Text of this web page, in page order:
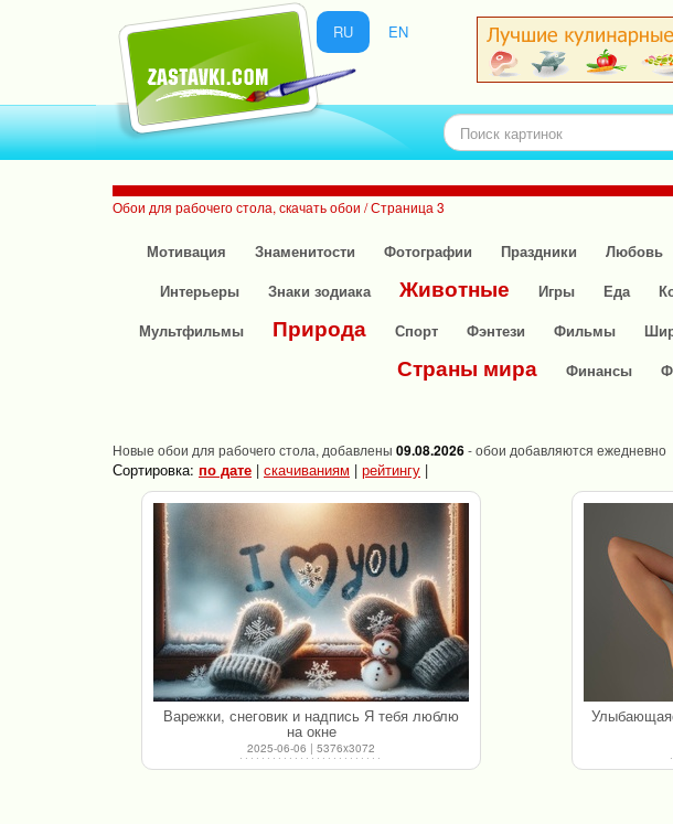
RU EN
Обои для рабочего стола, скачать обои / Страница 3
Мотивация Знаменитости Фотографии Праздники Любовь
Интерьеры
Знаки зодиака Животные Игры Еда
Мультфильмы
Природа Спорт Фэнтези Фильмы
Страны мира Финансы
Новые обои для рабочего стола, добавлены 09.08.2026- обои добавляются ежедневно
Сортировка: по дате | скачиваниям | рейтингу |
Варежки, снеговик и надпись Я тебя люблю
на окне
2025-06-06 | 5376x3072